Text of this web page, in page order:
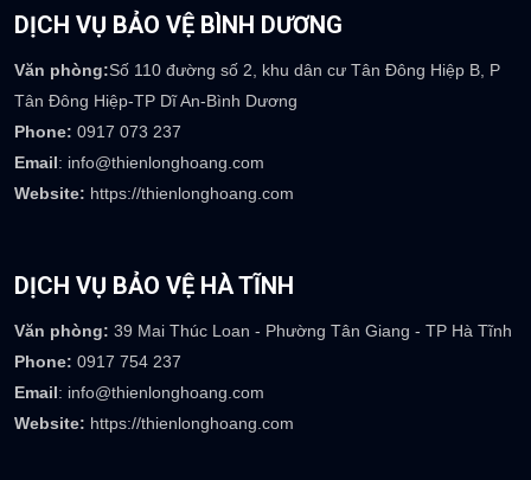
Văn phòng: Biệt thự M2-L7, KĐT Dương Nội, Hà Đông, Hà Nội
Phone:
0922 236 777
Email: info@thienlonghoang.com
Website:https://thienlonghoang.com
DỊCH VỤ BẢO VỆ BÌNH DƯƠNG
Tân Đông Hiệp-TP Dĩ An-Bình Dương
Phone:
0917 073 237
Email: info@thienlonghoang.com
Website:https://thienlonghoang.com